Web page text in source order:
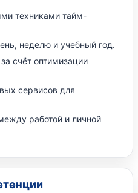
техниками тайм-
неделю и учебный год.
счёт оптимизации
сервисов для
работой и личной